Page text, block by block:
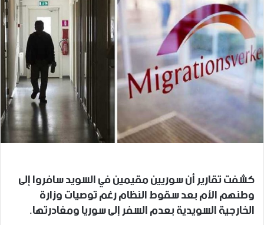
كشفت تقارير أن سوريين مقيمين في السويد سافروا إلى
وطنهم الأم بعد سقوط النظام رغم توصيات وزارة
الخارجية السويدية بعدم السفر إلى سوريا ومغادرتها.